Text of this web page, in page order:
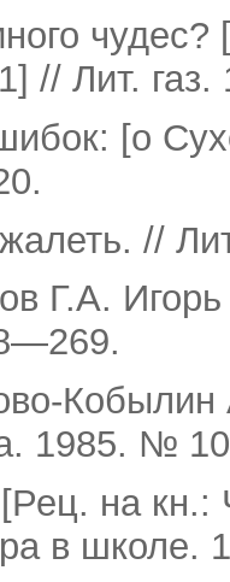
// Лит.
[о
//
Г.А.
1985. №
на
в